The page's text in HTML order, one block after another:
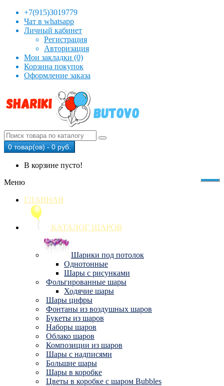
+7(915)3019779
Чат в whatsapp
Личный кабинет
Регистрация
Авторизация
Мои закладки (0)
Корзина покупок
Оформление заказа
0 товар(ов) - 0 руб.
В корзине пусто!
Меню
ГЛАВНАЯ
КАТАЛОГ ШАРОВ
Шарики под потолок
Однотонные
Шары с рисунками
Фольгированные шары
Ходячие шары
Шары цифры
Фонтаны из воздушных шаров
Букеты из шаров
Наборы шаров
Облако шаров
Композиции из шаров
Шары с надписями
Большие шары
Шары в коробке
Цветы в коробке с шаром Bubbles